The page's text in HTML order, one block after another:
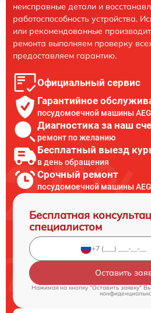
неисправные детали и
работоспособность устройства.
или рекомендованные
ремонта выполняем проверку
предоставляем гарантию.
Официальный сервис
Гарантийное
посудомоечной машины
Диагностика за наш
ремонт по желанию
Бесплатный выезд
в день обращения
Срочный ремонт
посудомоечной машины
Бесплатная
специалистом
Оставить
Нажимая на кнопку "Оставить заявку"